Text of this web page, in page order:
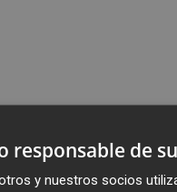
responsable de
y nuestros socios